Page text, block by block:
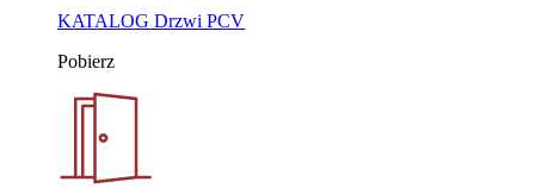
KATALOG Drzwi PCV
Pobierz